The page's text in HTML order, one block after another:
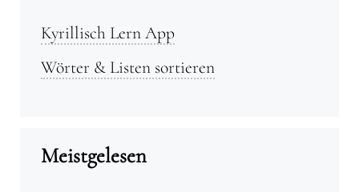
Kyrillisch Lern App
Wörter & Listen sortieren
Meistgelesen